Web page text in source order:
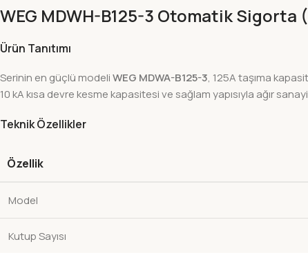
WEG MDWH-B125-3 Otomatik Sigorta
Ürün Tanıtımı
Serinin en güçlü modeliWEG MDWA-B125-3, 125A taşıma
10 kA kısa devre kesme kapasitesi ve sağlam yapısıyla ağır
Teknik Özellikler
Özellik
Model
Kutup Sayısı